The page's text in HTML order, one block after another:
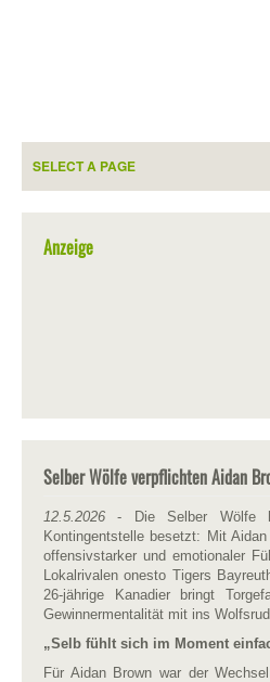
Anzeige
Selber Wölfe verpflichten Aidan
12.5.2026 - Die Selber Wölfe
Kontingentstelle besetzt: Mit
offensivstarker und emotionaler
Lokalrivalen onesto Tigers
26-jährige Kanadier bringt
Gewinnermentalität mit ins
„Selb fühlt sich im Moment
Für Aidan Brown war der